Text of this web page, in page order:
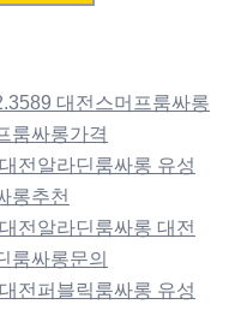
대전스머프룸싸롱
룸싸롱가격
전알라딘룸싸롱 유성
롱추천
전알라딘룸싸롱 대전
룸싸롱문의
전퍼블릭룸싸롱 유성